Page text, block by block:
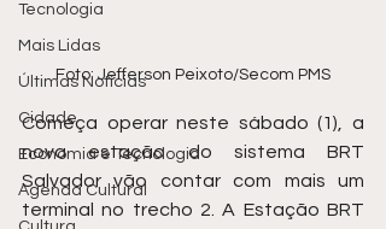
Tecnologia
Mais Lidas
Últimas Notícias
Cidade
Economia e Tecnologia
Agenda Cultural
Foto: Jefferson Peixoto/Secom PMS
Começa operar neste sábado (1), a
nova estação do sistema BRT
Salvador vão contar com mais um
terminal no trecho 2. A Estação BRT